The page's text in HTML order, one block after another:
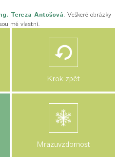
Tereza Antošová. Veškeré obrázky
mé vlastní.
Krok zpět
Mrazuvzdornost